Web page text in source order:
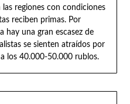
regiones con condiciones
reciben primas. Por
hay una gran escasez de
se sienten atraídos por
los 40.000-50.000 rublos.